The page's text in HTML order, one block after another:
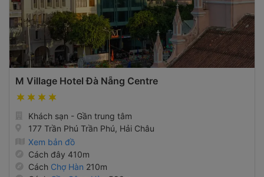
177 Trần Phú Trần Phú, Hải Châu
Xem bản đồ
Cách đây 410m
Cách Chợ Hàn210m
Cách Cầu Sông Hàn590m